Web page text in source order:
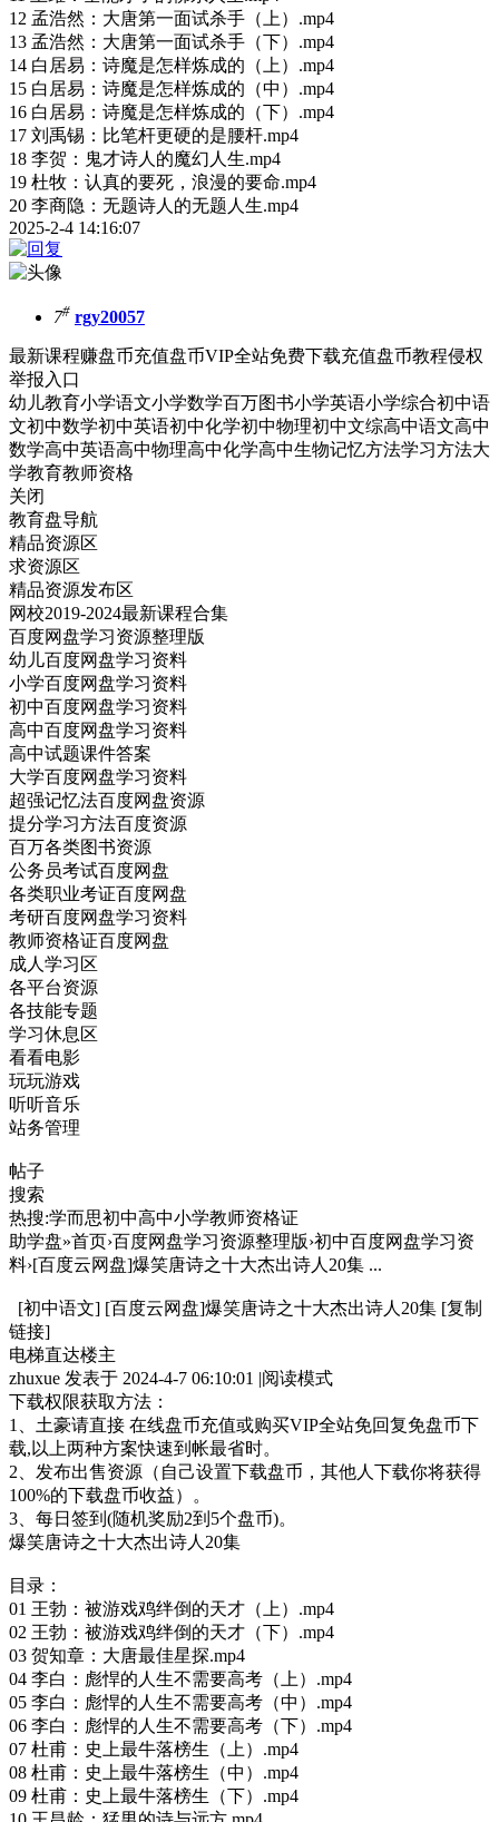
12 孟浩然：大唐第一面试杀手（上）.mp4
13 孟浩然：大唐第一面试杀手（下）.mp4
14 白居易：诗魔是怎样炼成的（上）.mp4
15 白居易：诗魔是怎样炼成的（中）.mp4
16 白居易：诗魔是怎样炼成的（下）.mp4
17 刘禹锡：比笔杆更硬的是腰杆.mp4
18 李贺：鬼才诗人的魔幻人生.mp4
19 杜牧：认真的要死，浪漫的要命.mp4
20 李商隐：无题诗人的无题人生.mp4
2025-2-4 14:16:07
7# rgy20057
最新课程赚盘币充值盘币VIP全站免费下载充值盘币教程侵权
举报入口
幼儿教育小学语文小学数学百万图书小学英语小学综合初中语
文初中数学初中英语初中化学初中物理初中文综高中语文高中
数学高中英语高中物理高中化学高中生物记忆方法学习方法大
学教育教师资格
关闭
教育盘导航
精品资源区
求资源区
精品资源发布区
网校2019-2024最新课程合集
百度网盘学习资源整理版
幼儿百度网盘学习资料
小学百度网盘学习资料
初中百度网盘学习资料
高中百度网盘学习资料
高中试题课件答案
大学百度网盘学习资料
超强记忆法百度网盘资源
提分学习方法百度资源
百万各类图书资源
公务员考试百度网盘
各类职业考证百度网盘
考研百度网盘学习资料
教师资格证百度网盘
成人学习区
各平台资源
各技能专题
学习休息区
看看电影
玩玩游戏
听听音乐
站务管理
帖子
搜索
热搜:学而思初中高中小学教师资格证
助学盘»首页›百度网盘学习资源整理版›初中百度网盘学习资
料›[百度云网盘]爆笑唐诗之十大杰出诗人20集 ...
[初中语文] [百度云网盘]爆笑唐诗之十大杰出诗人20集 [复制
链接]
电梯直达楼主
zhuxue 发表于 2024-4-7 06:10:01 |阅读模式
下载权限获取方法：
1、土豪请直接 在线盘币充值或购买VIP全站免回复免盘币下
载,以上两种方案快速到帐最省时。
2、发布出售资源（自己设置下载盘币，其他人下载你将获得
100%的下载盘币收益）。
3、每日签到(随机奖励2到5个盘币)。
爆笑唐诗之十大杰出诗人20集
目录：
01 王勃：被游戏鸡绊倒的天才（上）.mp4
02 王勃：被游戏鸡绊倒的天才（下）.mp4
03 贺知章：大唐最佳星探.mp4
04 李白：彪悍的人生不需要高考（上）.mp4
05 李白：彪悍的人生不需要高考（中）.mp4
06 李白：彪悍的人生不需要高考（下）.mp4
07 杜甫：史上最牛落榜生（上）.mp4
08 杜甫：史上最牛落榜生（中）.mp4
09 杜甫：史上最牛落榜生（下）.mp4